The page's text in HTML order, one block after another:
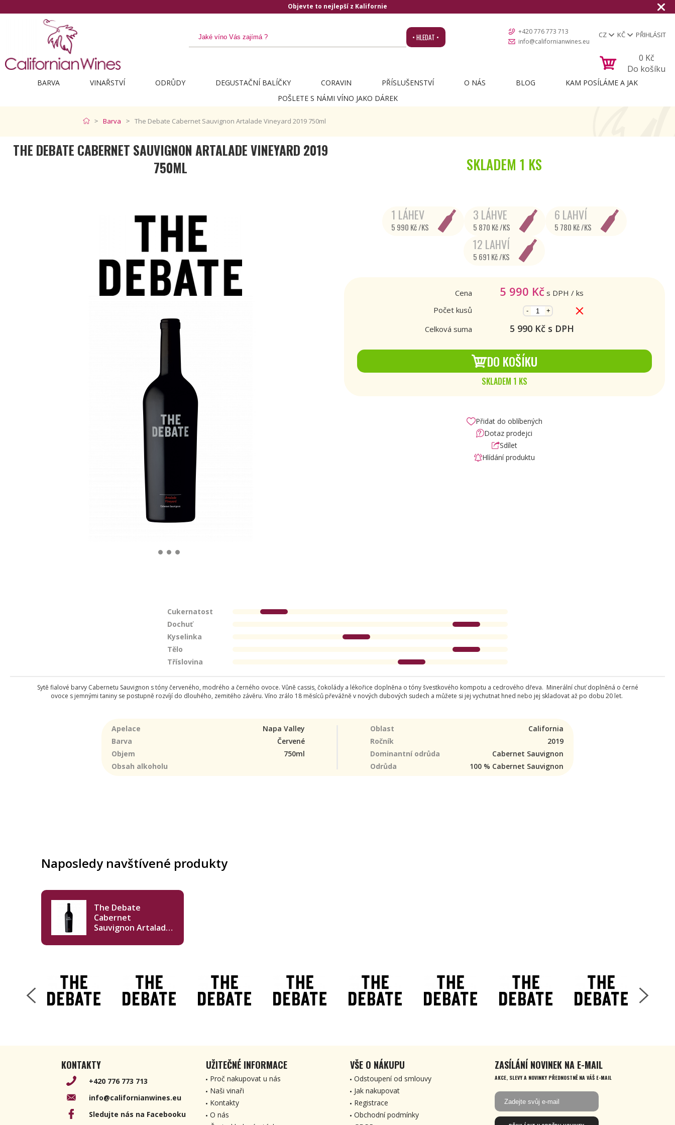
Objevte to nejlepší z Kalifornie
• HLEDAT •
+420 776 773 713
info@californianwines.eu
CZ KČ PŘIHLÁSIT
0 Kč
Do košíku
BARVA VINAŘSTVÍ ODRŮDY DEGUSTAČNÍ BALÍČKY CORAVIN PŘÍSLUŠENSTVÍ O NÁS BLOG
KAM POSÍLÁME A JAK
POŠLETE S NÁMI VÍNO JAKO DÁREK
Barva The Debate Cabernet Sauvignon Artalade Vineyard 2019 750ml
THE DEBATE CABERNET SAUVIGNON ARTALADE VINEYARD 2019
750ML
SKLADEM 1 KS
1 LÁHEV
5 990 Kč /KS
3 LÁHVE
5 870 Kč /KS
6 LAHVÍ
5 780 Kč /KS
12 LAHVÍ
5 691 Kč /KS
Cena 5 990 Kč s DPH / ks
Počet kusů
- +
Celková suma 5 990Kč s DPH
DO KOŠÍKU
SKLADEM 1 KS
Přidat do oblíbených
Dotaz prodejci
Sdílet
Hlídání produktu
Cukernatost
Dochuť
Kyselinka
Tělo
Tříslovina
Sytě fialové barvy Cabernetu Sauvignon s tóny červeného, modrého a černého ovoce. Vůně cassis, čokolády a lékořice doplněna o tóny švestkového kompotu a cedrového dřeva. Minerální chuť doplněná o černé
ovoce s jemnými taniny se postupně rozvíjí do dlouhého, zemitého závěru. Víno zrálo 18 měsíců převážně v nových dubových sudech a můžete si jej vychutnat hned nebo jej skladovat až po dobu 20 let.
Apelace Napa Valley Oblast
California
Barva
Červené Ročník
2019
Objem
750ml Dominantní odrůda
Cabernet Sauvignon
Obsah alkoholu
Odrůda 100 % Cabernet Sauvignon
Naposledy navštívené produkty
The Debate
Cabernet
Sauvignon Artalade
KONTAKTY
+420 776 773 713
info@californianwines.eu
Sledujte nás na Facebooku
UŽITEČNÉ INFORMACE
Proč nakupovat u nás
Naši vinaři
Kontakty
O nás
VŠE O NÁKUPU
Odstoupení od smlouvy
Jak nakupovat
Registrace
Obchodní podmínky
ZASÍLÁNÍ NOVINEK NA E-MAIL
AKCE, SLEVY A NOVINKY PŘEDNOSTNĚ NA VÁŠ E-MAIL